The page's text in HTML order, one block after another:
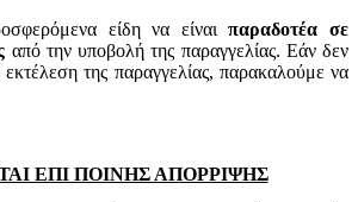
είδη να είναιπαραδοτέα σε
από την υποβολή της παραγγελίας. Εάν δεν
της παραγγελίας, παρακαλούμε να
ΕΠΙ ΠΟΙΝΗΣ ΑΠΟΡΡΙΨΗΣ